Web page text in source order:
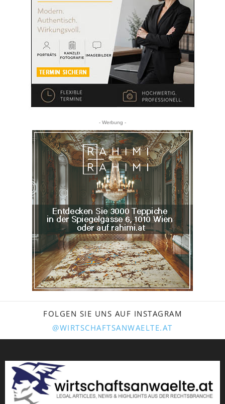
- Werbung -
FOLGEN SIE UNS AUF INSTAGRAM
@WIRTSCHAFTSANWAELTE.AT